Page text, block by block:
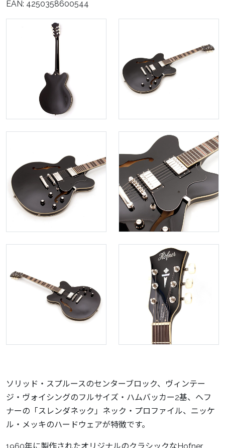
EAN: 4250358600544
ソリッド・スプルースのセンターブロック、ヴィンテー
ジ・ヴォイシングのフルサイズ・ハムバッカー2基、ヘフ
ナーの「スレンダネック」ネック・プロファイル、ニッケ
ル・メッキのハードウェアが特徴です。
1960年に製作されたオリジナルのクラシックなHofner